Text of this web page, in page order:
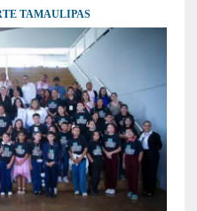
TAMAULIPAS